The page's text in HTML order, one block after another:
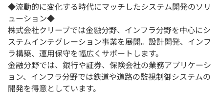
◆流動的に変化する時代にマッチしたシステム開発のソリ
ューション◆
株式会社クリーブでは金融分野、インフラ分野を中心にシ
ステムインテグレーション事業を展開。設計開発、インフ
ラ構築、運用保守を幅広くサポートします。
金融分野では、銀行や証券、保険会社の業務アプリケーシ
ョン、インフラ分野では鉄道や道路の監視制御システムの
開発を得意としています。